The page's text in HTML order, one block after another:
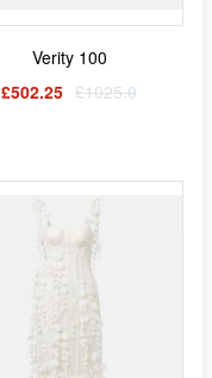
Verity 100
£502.25 £1025.0